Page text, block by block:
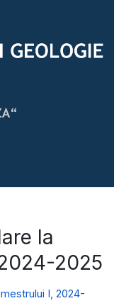
la
2025
I, 2024-